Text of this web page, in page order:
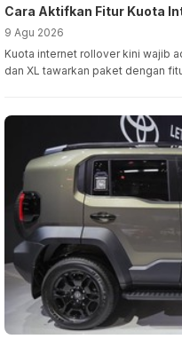
Cara Aktifkan Fitur Kuota
9 Agu 2026
Kuota internet rollover kini wajib
dan XL tawarkan paket dengan